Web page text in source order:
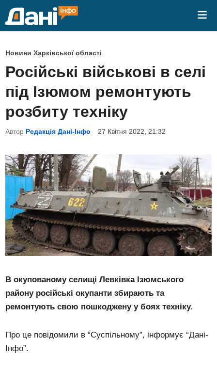
P
o
s
e
d
i
Новини Харківської області
Російські військові в селі
під Ізюмом ремонтують
розбиту техніку
Автор Редакція Дані-Інфо 27 Квітня 2022, 21:32
В окупованому селищі Левківка Ізюмського
району російські окупанти збирають та
ремонтують свою пошкоджену у боях техніку.
Про це повідомили в “Суспільному”, інформує “Дані-
Інфо”.